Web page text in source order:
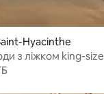
Hyacinthe
з ліжком king-size